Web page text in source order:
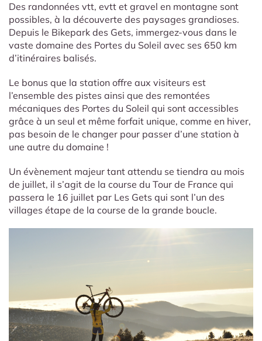
Des randonnées vtt, evtt et gravel en montagne sont
possibles, à la découverte des paysages grandioses.
Depuis le Bikepark des Gets, immergez-vous dans le
vaste domaine des Portes du Soleil avec ses 650 km
d’itinéraires balisés.
Le bonus que la station offre aux visiteurs est
l’ensemble des pistes ainsi que des remontées
mécaniques des Portes du Soleil qui sont accessibles
grâce à un seul et même forfait unique, comme en hiver,
pas besoin de le changer pour passer d’une station à
une autre du domaine !
Un évènement majeur tant attendu se tiendra au mois
de juillet, il s’agit de la course du Tour de France qui
passera le 16 juillet par Les Gets qui sont l’un des
villages étape de la course de la grande boucle.